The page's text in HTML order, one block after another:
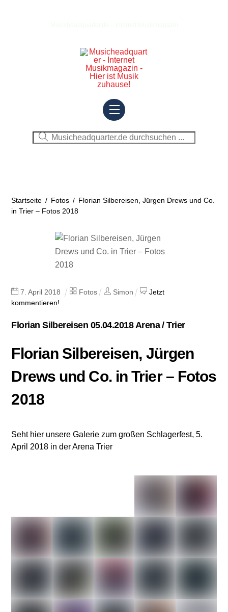
Menu
Startseite / Fotos / Florian Silbereisen, Jürgen Drews und Co.
in Trier – Fotos 2018
7 .April 2018 Fotos Simon
Jetzt
kommentieren!
Florian Silbereisen 05.04.2018 Arena / Trier
Florian Silbereisen, Jürgen
Drews und Co. in Trier – Fotos
2018
Seht hier unsere Galerie zum großen Schlagerfest, 5.
April 2018 in der Arena Trier